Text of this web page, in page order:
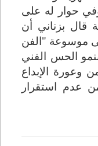
حوار له على
قال بزناني أن
موسوعة "الفن
الحس الفني
وعورة الإبداع
عدم استقرار